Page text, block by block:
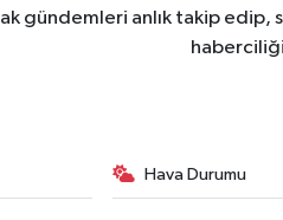
gündemleri anlık takip edip,
Hava Durumu